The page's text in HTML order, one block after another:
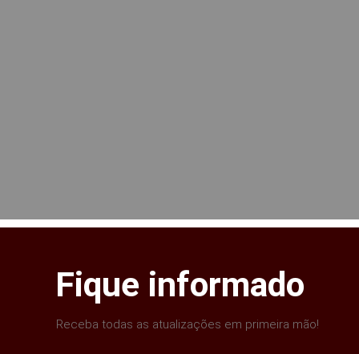
Fique informado
Receba todas as atualizações em primeira mão!